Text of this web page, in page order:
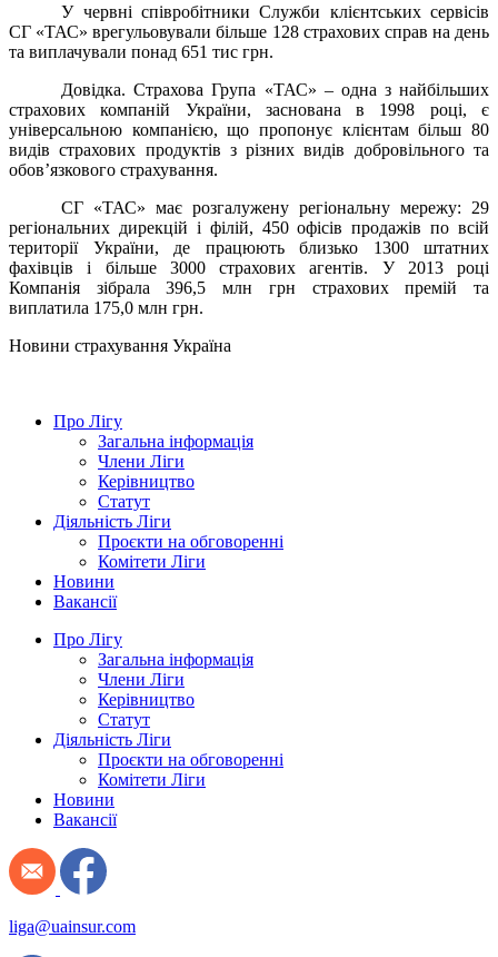
У червні співробітники Служби клієнтських сервісів
СГ «ТАС» врегульовували більше 128 страхових справ на день
та виплачували понад 651 тис грн.
Довідка. Страхова Група «ТАС» – одна з найбільших
страхових компаній України, заснована в 1998 році, є
універсальною компанією, що пропонує клієнтам більш 80
видів страхових продуктів з різних видів добровільного та
обов’язкового страхування.
СГ «ТАС» має розгалужену регіональну мережу: 29
регіональних дирекцій і філій, 450 офісів продажів по всій
території України, де працюють близько 1300 штатних
фахівців і більше 3000 страхових агентів. У 2013 році
Компанія зібрала 396,5 млн грн страхових премій та
виплатила 175,0 млн грн.
Новини страхування Україна
Про Лігу
Загальна інформація
Члени Ліги
Керівництво
Статут
Діяльність Ліги
Проєкти на обговоренні
Комітети Ліги
Новини
Вакансії
Про Лігу
Загальна інформація
Члени Ліги
Керівництво
Статут
Діяльність Ліги
Проєкти на обговоренні
Комітети Ліги
Новини
Вакансії
liga@uainsur.com